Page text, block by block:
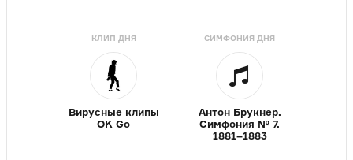
КЛИП ДНЯ
Вирусные клипы
OK Go
СИМФОНИЯ ДНЯ
Антон Брукнер.
Симфония № 7.
1881–1883